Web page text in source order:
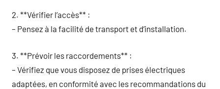
2. **Vérifier l’accès** :
– Pensez à la facilité de transport et d’installation.
3. **Prévoir les raccordements** :
– Vérifiez que vous disposez de prises électriques
adaptées, en conformité avec les recommandations du